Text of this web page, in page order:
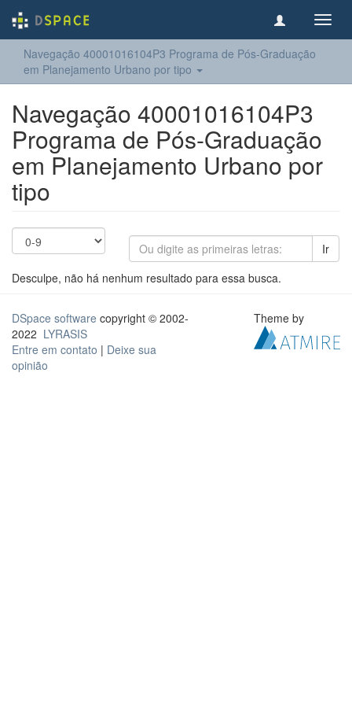
Navegação 40001016104P3 Programa de Pós-Graduação
em Planejamento Urbano por tipo
Navegação 40001016104P3
Programa de Pós-Graduação
em Planejamento Urbano por
tipo
Ir
Desculpe, não há nenhum resultado para essa busca.
DSpace software copyright © 2002-
2022 LYRASIS
Entre em contato | Deixe sua
opinião
Theme by